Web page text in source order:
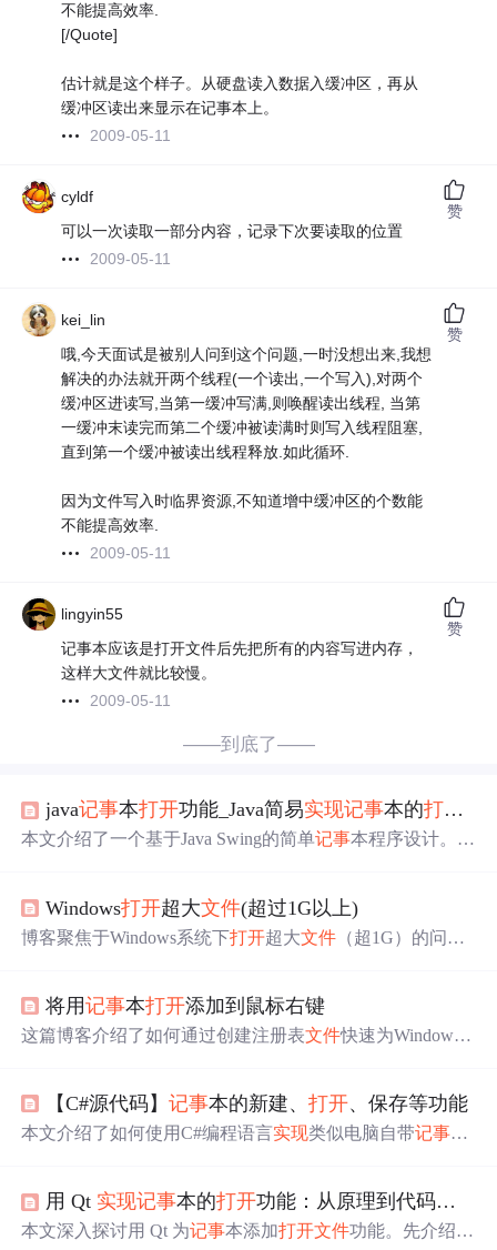
不能提高效率.
[/Quote]
估计就是这个样子。从硬盘读入数据入缓冲区，再从
缓冲区读出来显示在记事本上。
2009-05-11
cyldf
可以一次读取一部分内容，记录下次要读取的位置
2009-05-11
赞
kei_lin
哦,今天面试是被别人问到这个问题,一时没想出来,我想
解决的办法就开两个线程(一个读出,一个写入),对两个
缓冲区进读写,当第一缓冲写满,则唤醒读出线程, 当第
一缓冲末读完而第二个缓冲被读满时则写入线程阻塞,
直到第一个缓冲被读出线程释放.如此循环.
因为文件写入时临界资源,不知道增中缓冲区的个数能
不能提高效率.
2009-05-11
赞
lingyin55
记事本应该是打开文件后先把所有的内容写进内存，
这样大文件就比较慢。
2009-05-11
赞
——到底了——
java记事本打开功能_Java简易实现记事本的打开
本文介绍了一个基于Java Swing的简单记事本程序设计。包
Windows打开超大文件(超过1G以上)
博客聚焦于Windows系统下打开超大文件 （超1G）的问
决方案，可通过PowerShell的Get - Content工具，在命令行
工具中用其打开文本。
将用记事本打开添加到鼠标右键
这篇博客介绍了如何通过创建注册表文件快速为Windows
还提供了设置图标和解决可能出现的乱码问题的方法。
【C#源代码】记事本的新建、打开、保存等功能
本文介绍了如何使用C#编程语言实现类似电脑自带记事本
源代码实现。
用 Qt 实现记事本的打开功能：从原理到代码实现
本文深入探讨用 Qt 为记事本添加打开文件功能。先介绍 Q